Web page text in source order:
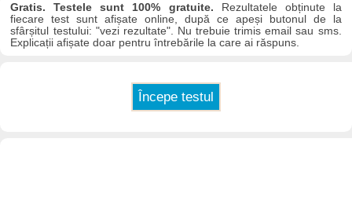
Gratis. Testele sunt 100% gratuite. Rezultatele obținute la
fiecare test sunt afișate online, după ce apeși butonul de la
sfârșitul testului: "vezi rezultate". Nu trebuie trimis email sau sms.
Explicații afișate doar pentru întrebările la care ai răspuns.